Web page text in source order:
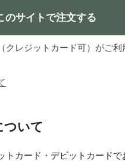
のサイトで注文する
クレジットカード可）がご利
ついて
トカード・デビットカードで